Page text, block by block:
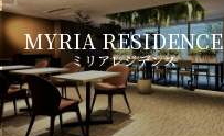
MYRIA RESIDENCE
ミリアレジデンス